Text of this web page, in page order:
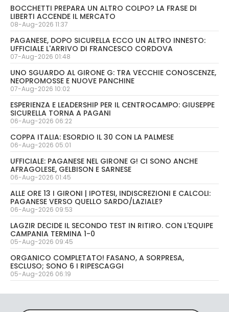
BOCCHETTI PREPARA UN ALTRO COLPO? LA FRASE DI
LIBERTI ACCENDE IL MERCATO
08-Aug-2026 11:37
PAGANESE, DOPO SICURELLA ECCO UN ALTRO INNESTO:
UFFICIALE L'ARRIVO DI FRANCESCO CORDOVA
07-Aug-2026 01:48
UNO SGUARDO AL GIRONE G: TRA VECCHIE CONOSCENZE,
NEOPROMOSSE E NUOVE PANCHINE
07-Aug-2026 10:02
ESPERIENZA E LEADERSHIP PER IL CENTROCAMPO: GIUSEPPE
SICURELLA TORNA A PAGANI
06-Aug-2026 06:22
COPPA ITALIA: ESORDIO IL 30 CON LA PALMESE
06-Aug-2026 05:01
UFFICIALE: PAGANESE NEL GIRONE G! CI SONO ANCHE
AFRAGOLESE, GELBISON E SARNESE
06-Aug-2026 01:45
ALLE ORE 13 I GIRONI | IPOTESI, INDISCREZIONI E CALCOLI:
PAGANESE VERSO QUELLO SARDO/LAZIALE?
06-Aug-2026 09:53
LAGZIR DECIDE IL SECONDO TEST IN RITIRO. CON L'EQUIPE
CAMPANIA TERMINA 1-0
05-Aug-2026 09:45
ORGANICO COMPLETATO! FASANO, A SORPRESA,
ESCLUSO; SONO 6 I RIPESCAGGI
05-Aug-2026 06:19